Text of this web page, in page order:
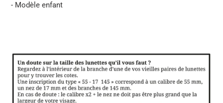
- Modèle enfant